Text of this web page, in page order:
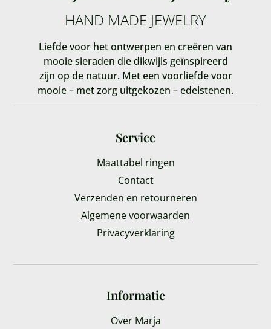
HAND MADE JEWELRY
Liefde voor het ontwerpen en creëren van
mooie sieraden die dikwijls geïnspireerd
zijn op de natuur. Met een voorliefde voor
mooie – met zorg uitgekozen – edelstenen.
Service
Maattabel ringen
Contact
Verzenden en retourneren
Algemene voorwaarden
Privacyverklaring
Informatie
Over Marja